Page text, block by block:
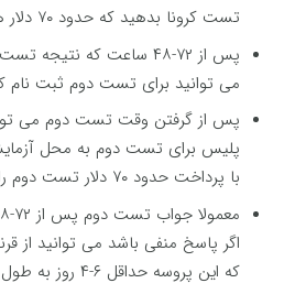
تست کرونا بدهید که حدود ۷۰ دلار هزینه دارد.
پس از ۷۲-۴۸ ساعت که
می توانید برای تست دوم ثبت نام
پس از گرفتن وقت تست دوم می
پلیس برای تست دوم به محل
با پرداخت حدود ۷۰ دلار تست دوم را بدهید.
اگر پاسخ منفی باشد می توانید از
که این پروسه حداقل ۶-۴ روز به طول خواهد انجامید.